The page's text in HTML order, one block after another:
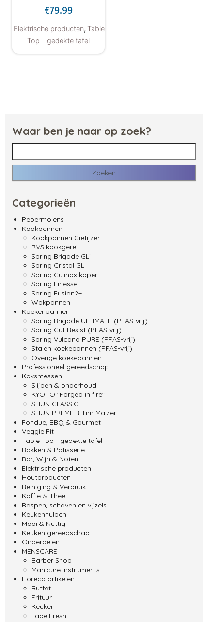
Gewaardeer
d
uit 5
€79.99
Elektrische producten, Table
Top - gedekte tafel
Waar ben je naar op zoek?
Zoeken naar:
Categorieën
Pepermolens
Kookpannen
Kookpannen Gietijzer
RVS kookgerei
Spring Brigade GLi
Spring Cristal GLI
Spring Culinox koper
Spring Finesse
Spring Fusion2+
Wokpannen
Koekenpannen
Spring Brigade ULTIMATE (PFAS-vrij)
Spring Cut Resist (PFAS-vrij)
Spring Vulcano PURE (PFAS-vrij)
Stalen koekepannen (PFAS-vrij)
Overige koekepannen
Professioneel gereedschap
Koksmessen
Slijpen & onderhoud
KYOTO "Forged in fire"
SHUN CLASSIC
SHUN PREMIER Tim Mälzer
Fondue, BBQ & Gourmet
Veggie Fit
Table Top - gedekte tafel
Bakken & Patisserie
Bar, Wijn & Noten
Elektrische producten
Houtproducten
Reiniging & Verbruik
Koffie & Thee
Raspen, schaven en vijzels
Keukenhulpen
Mooi & Nuttig
Keuken gereedschap
Onderdelen
MENSCARE
Barber Shop
Manicure Instruments
Horeca artikelen
Buffet
Frituur
Keuken
LabelFresh